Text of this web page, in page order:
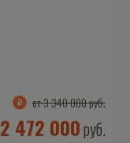
от 3 340 000 руб.
2 472 000руб.